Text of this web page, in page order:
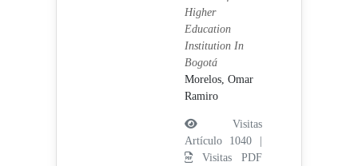
Higher
Education
Institution In
Bogotá
Morelos, Omar
Ramiro
Visitas
Artículo 1040 |
Visitas PDF